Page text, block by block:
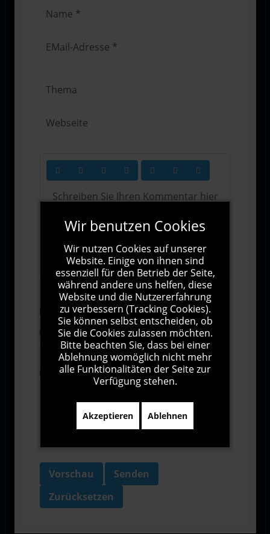
1000Zeichen übrig
Abonnieren
Ich stimme den Allgemeinen
Geschäftsbedingungen zu.
Ich bin damit einverstanden, dass diese Website
meine Daten über dieses Formular erhebt.
Vorschau
Senden
Zurücksetzen
Wir benutzen Cookies
Wir nutzen Cookies auf unserer
Website. Einige von ihnen sind
essenziell für den Betrieb der Seite,
während andere uns helfen, diese
Website und die Nutzererfahrung
zu verbessern (Tracking Cookies).
Sie können selbst entscheiden, ob
Sie die Cookies zulassen möchten.
Bitte beachten Sie, dass bei einer
Ablehnung womöglich nicht mehr
alle Funktionalitäten der Seite zur
Verfügung stehen.
Akzeptieren Ablehnen